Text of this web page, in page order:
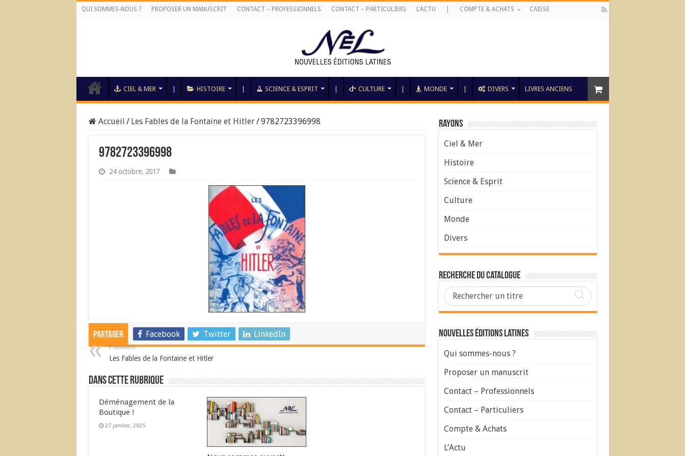
QUI SOMMES-NOUS ? PROPOSER UN MANUSCRIT CONTACT – PROFESSIONNELS CONTACT – PARTICULIERS L’ACTU COMPTE & ACHATS CAISSE
CIEL & MER HISTOIRE SCIENCE & ESPRIT CULTURE MONDE DIVERS LIVRES ANCIENS
Accueil / Les Fables de la Fontaine et Hitler/9782723396998
9782723396998
24 octobre, 2017
Partager Facebook Twitter LinkedIn
Précédent
Les Fables de la Fontaine et Hitler
Dans cette Rubrique
Déménagement de la
Boutique !
27 janvier, 2025
Rayons
Ciel & Mer
Histoire
Science & Esprit
Culture
Monde
Divers
Recherche du Catalogue
Nouvelles Éditions Latines
Qui sommes-nous ?
Proposer un manuscrit
Contact – Professionnels
Contact – Particuliers
Compte & Achats
L’Actu